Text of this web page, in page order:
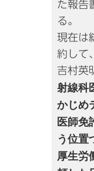
た報告
る。
現在は
約して
吉村英
射線科
かじめ
医師免
う位置
厚生労